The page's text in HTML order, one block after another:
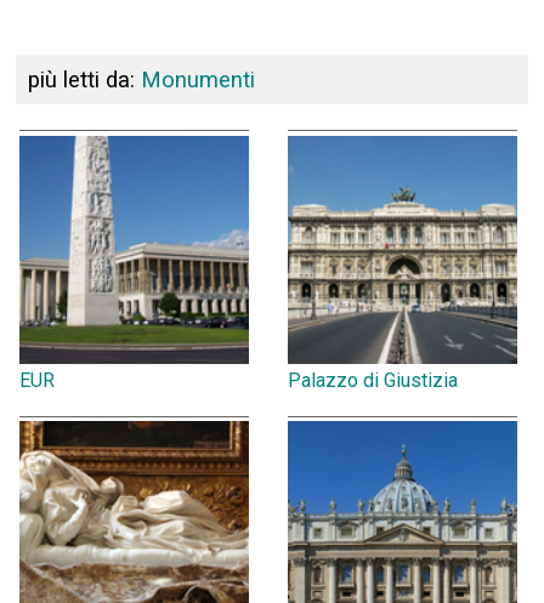
più letti da: Monumenti
EUR Palazzo di Giustizia